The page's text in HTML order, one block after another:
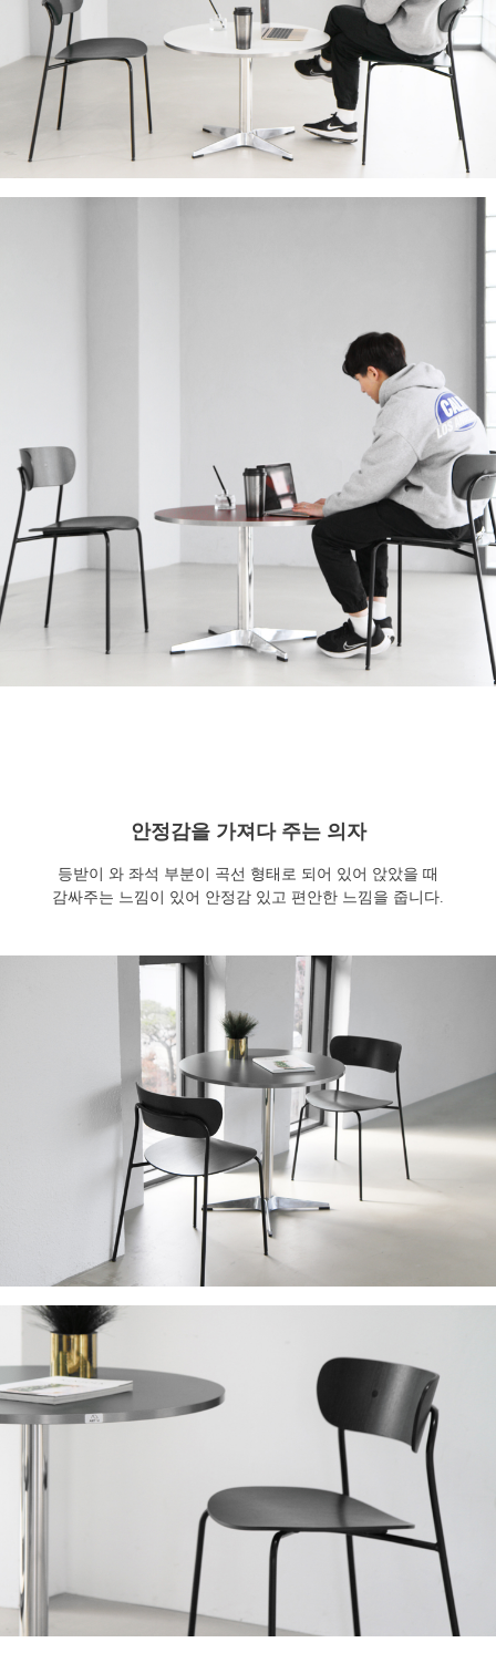
안정감을 가져다 주는 의자
등받이 와 좌석 부분이 곡선 형태로 되어 있어 앉았을 때
감싸주는 느낌이 있어 안정감 있고 편안한 느낌을 줍니다.